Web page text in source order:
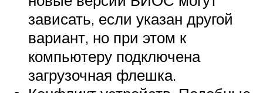
зависать, если указан другой
вариант, но при этом к
компьютеру подключена
загрузочная флешка.